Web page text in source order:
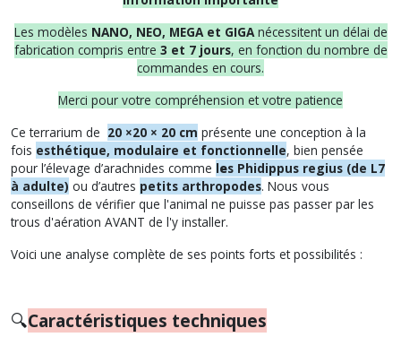
Les modèles NANO, NEO, MEGA et GIGAnécessitent un délai de
fabrication compris entre 3 et 7 jours, en fonction du nombre de
commandes en cours.
Merci pour votre compréhension et votre patience
Ce terrarium de 20 ×20 × 20 cm présente une conception à la
fois esthétique, modulaire et fonctionnelle, bien pensée
pour l’élevage d’arachnides comme les Phidippus regius (de L7
à adulte) ou d’autres petits arthropodes. Nous vous
conseillons de vérifier que l'animal ne puisse pas passer par les
trous d'aération AVANT de l'y installer.
Voici une analyse complète de ses points forts et possibilités :
🔍Caractéristiques techniques